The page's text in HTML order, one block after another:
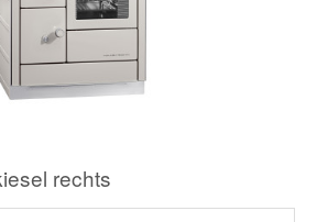
rechts